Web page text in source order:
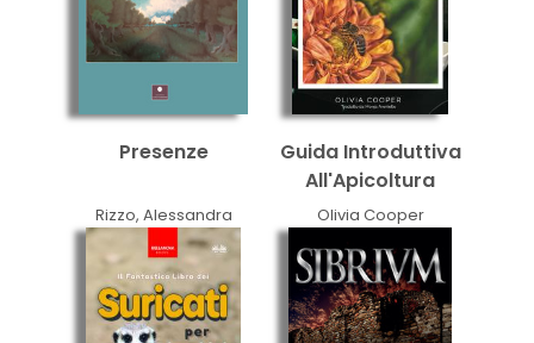
Presenze
Rizzo, Alessandra
Guida Introduttiva
All'Apicoltura
Olivia Cooper